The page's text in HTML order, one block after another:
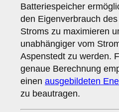
Batteriespeicher
den Eigenverbrauch
Stroms zu maximieren
unabhängiger vom
Aspenstedt zu werden.
genaue Berechnung
einen ausgebildeten
zu beautragen.